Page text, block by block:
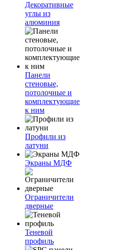
Декоративные
углы из
алюминия
Панели
стеновые,
потолочные и
комплектующие
к ним
Профили из
латуни
Экраны МДФ
Ограничители
дверные
Теневой
профиль